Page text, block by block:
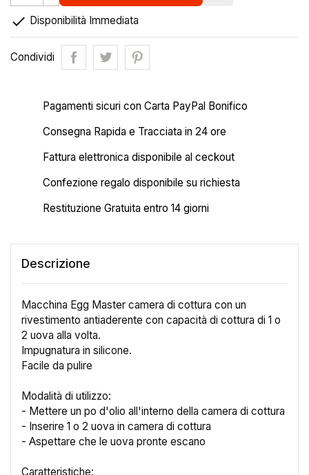
 Disponibilità Immediata
Condividi
Pagamenti sicuri con Carta PayPal Bonifico
Consegna Rapida e Tracciata in 24 ore
Fattura elettronica disponibile al ceckout
Confezione regalo disponibile su richiesta
Restituzione Gratuita entro 14 giorni
Descrizione
Macchina Egg Master camera di cottura con un
rivestimento antiaderente con capacità di cottura di 1 o
2 uova alla volta.
Impugnatura in silicone.
Facile da pulire
Modalità di utilizzo:
- Mettere un po d'olio all'interno della camera di cottura
- Inserire 1 o 2 uova in camera di cottura
- Aspettare che le uova pronte escano
Caratteristiche: